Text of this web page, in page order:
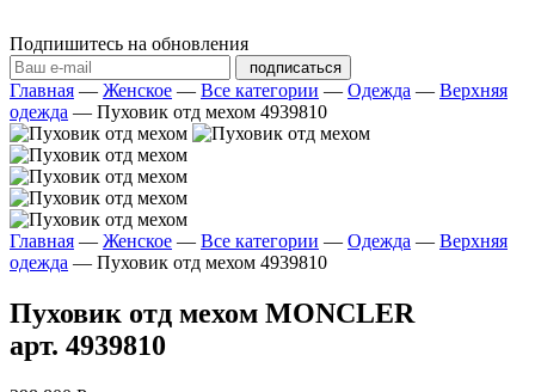
Подпишитесь на обновления
подписаться
Главная — Женское — Все категории — Одежда — Верхняя
одежда — Пуховик отд мехом 4939810
Главная — Женское — Все категории — Одежда — Верхняя
одежда — Пуховик отд мехом 4939810
Пуховик отд мехом MONCLER
арт. 4939810